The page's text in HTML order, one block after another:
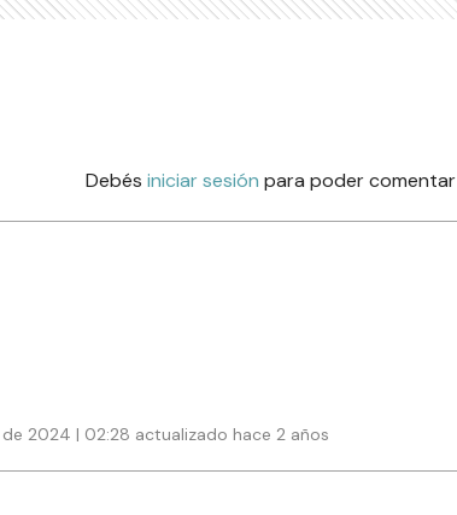
Debés iniciar sesión para poder comentar
2024 | 02:28 actualizado hace 2 años